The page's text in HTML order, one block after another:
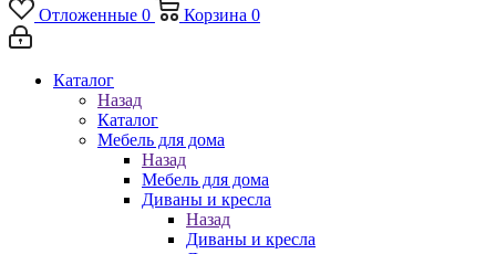
Отложенные 0 Корзина 0
Каталог
Назад
Каталог
Мебель для дома
Назад
Мебель для дома
Диваны и кресла
Назад
Диваны и кресла